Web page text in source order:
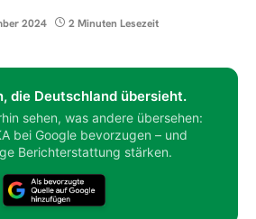
2024 2 Minuten Lesezeit
die Deutschland übersieht.
sehen, was andere übersehen:
bei Google bevorzugen – und
Berichterstattung stärken.